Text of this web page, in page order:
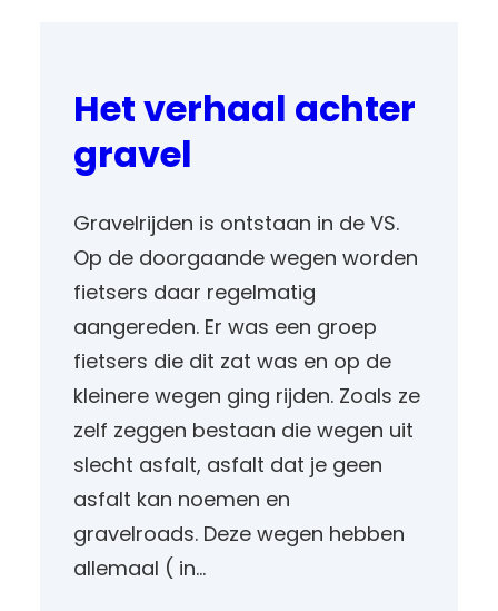
Het verhaal achter
gravel
Gravelrijden is ontstaan in de VS.
Op de doorgaande wegen worden
fietsers daar regelmatig
aangereden. Er was een groep
fietsers die dit zat was en op de
kleinere wegen ging rijden. Zoals ze
zelf zeggen bestaan die wegen uit
slecht asfalt, asfalt dat je geen
asfalt kan noemen en
gravelroads. Deze wegen hebben
allemaal ( in…